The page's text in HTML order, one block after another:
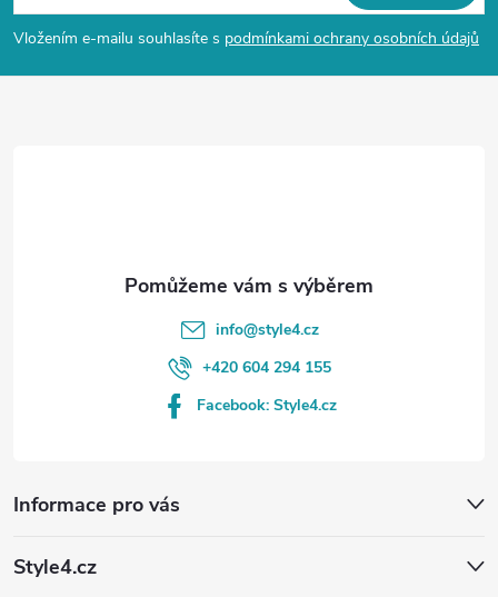
p
a
Vložením e-mailu souhlasíte s podmínkami ochrany osobních údajů
Informace pro vás
Style4.cz
info@style4.cz
+420 604 294 155
Facebook: Style4.cz